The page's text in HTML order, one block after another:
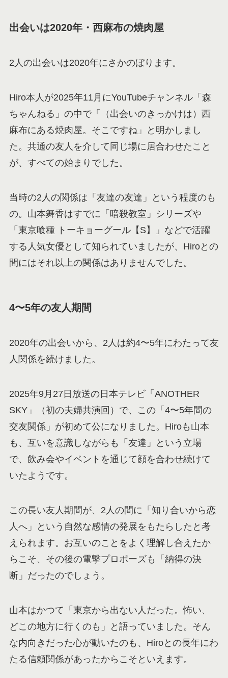
出会いは2020年・西麻布の焼肉屋
2人の出会いは2020年にさかのぼります。
Hiro本人が2025年11月にYouTubeチャンネル「森
ちゃんねる」の中で「（出会いのきっかけは）西
麻布にある焼肉屋。そこですね」と明かしまし
た。共通の友人を介して同じ場に居合わせたこと
が、すべての始まりでした。
当時の2人の関係は「友達の友達」という程度のも
の。山本舞香はすでに「暗殺教室」シリーズや
「東京喰種 トーキョーグール【S】」などで活躍
する人気女優として知られていましたが、Hiroとの
間にはそれ以上の関係はありませんでした。
4〜5年の友人期間
2020年の出会いから、2人は約4〜5年にわたって友
人関係を続けました。
2025年9月27日放送の日本テレビ「ANOTHER
SKY」（初の夫婦共演回）で、この「4〜5年間の
交友関係」が初めて公になりました。Hiroも山本
も、互いを意識しながらも「友達」という立場
で、飲み会やイベントを通じて顔を合わせ続けて
いたようです。
この長い友人期間が、2人の間に「知り合いから恋
人へ」という自然な感情の発展をもたらしたと考
えられます。お互いのことをよく理解し合えたか
らこそ、その後の電撃プロポーズも「納得の決
断」だったのでしょう。
山本はかつて「東京から出ない人だった。怖い、
どこの地方に行くのも」と語っていました。そん
な内向きだった心が動いたのも、Hiroとの長年にわ
たる信頼関係があったからこそといえます。